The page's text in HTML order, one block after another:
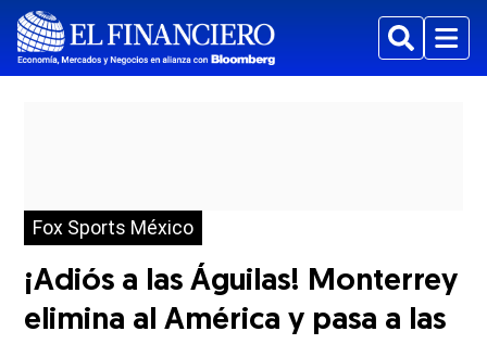
BuscarMenu
Fox Sports México
¡Adiós a las Águilas! Monterrey
elimina al América y pasa a las